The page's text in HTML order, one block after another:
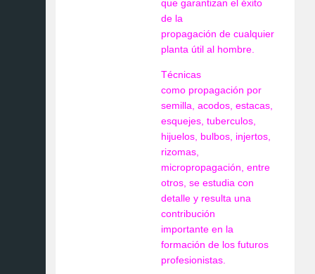
que garantizan el éxito
de la
propagación de cualquier
planta útil al hombre.
Técnicas
como propagación por
semilla, acodos, estacas,
esquejes, tuberculos,
hijuelos, bulbos, injertos,
rizomas,
micropropagación, entre
otros, se estudia con
detalle y resulta una
contribución
importante en la
formación de los futuros
profesionistas.